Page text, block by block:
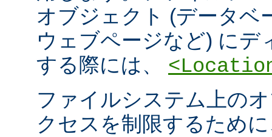
オブジェクト (データベ
ウェブページなど) にデ
する際には、
ファイルシステム上の
クセスを制限するため